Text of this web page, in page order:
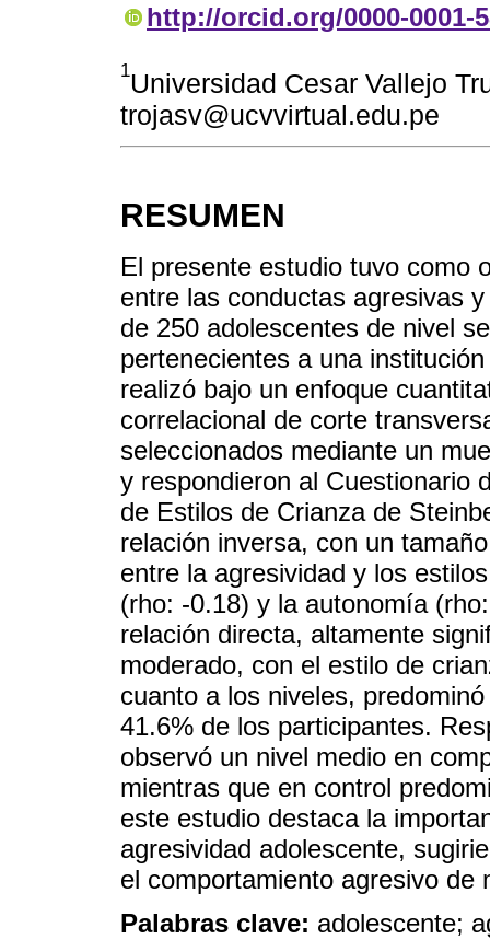
http://orcid.org/0000-0001-
1Universidad Cesar Vallejo
trojasv@ucvvirtual.edu.pe
RESUMEN
El presente estudio tuvo como
entre las conductas agresivas
de 250 adolescentes de nivel
pertenecientes a una
realizó bajo un enfoque
correlacional de corte
seleccionados mediante un
y respondieron al Cuestionario
de Estilos de Crianza de
relación inversa, con un
entre la agresividad y los
(rho: -0.18) y la autonomía
relación directa, altamente
moderado, con el estilo de
cuanto a los niveles,
41.6% de los participantes.
observó un nivel medio en
mientras que en control
este estudio destaca la
agresividad adolescente,
el comportamiento agresivo de
Palabras clave: adolescente;